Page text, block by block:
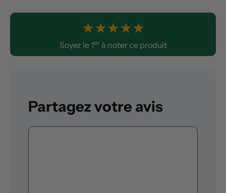
★★★★★
Soyez le 1er à noter ce produit
Partagez votre avis
Commentaire